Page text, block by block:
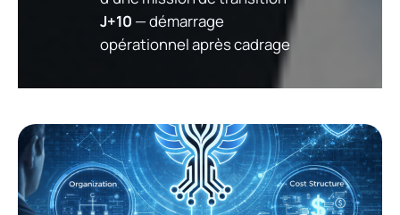
J+10 — démarrage
opérationnel après cadrage